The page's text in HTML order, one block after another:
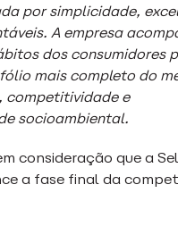
por simplicidade,
A empresa
dos consumidores
mais completo do
competitividade e
socioambiental.
consideração que a
a fase final da